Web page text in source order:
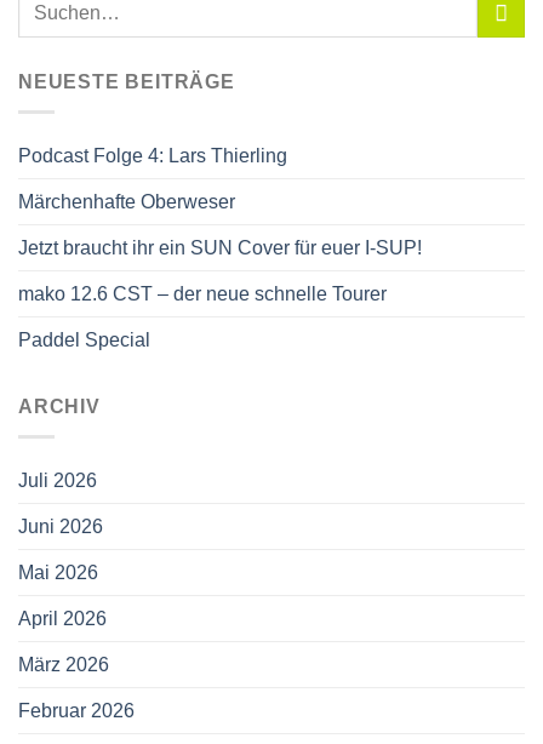
NEUESTE BEITRÄGE
Podcast Folge 4: Lars Thierling
Märchenhafte Oberweser
Jetzt braucht ihr ein SUN Cover für euer I-SUP!
mako 12.6 CST – der neue schnelle Tourer
Paddel Special
ARCHIV
Juli 2026
Juni 2026
Mai 2026
April 2026
März 2026
Februar 2026